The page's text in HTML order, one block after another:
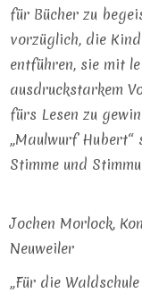
für Bücher zu
vorzüglich, die
entführen, sie mit
ausdruckstarkem
fürs Lesen zu
„Maulwurf
Stimme und
Jochen Morlock,
Neuweiler
„Für die